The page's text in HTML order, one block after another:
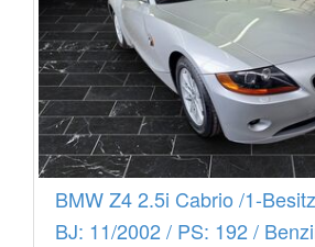
BMW Z4 2.5i Cabrio /1-
BJ: 11/2002 / PS: 192 /